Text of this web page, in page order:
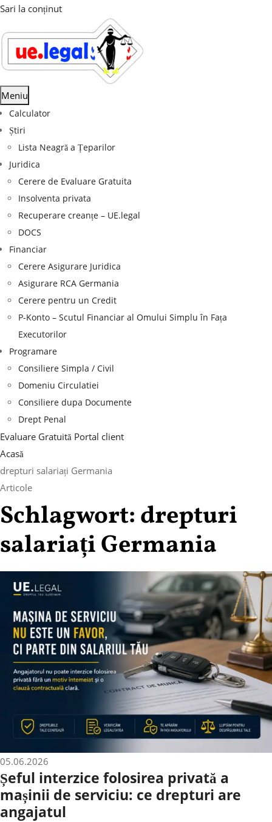
Sari la conținut
Meniu
Calculator
Știri
Lista Neagră a Țeparilor
Juridica
Cerere de Evaluare Gratuita
Insolventa privata
Recuperare creanțe – UE.legal
DOCS
Financiar
Cerere Asigurare Juridica
Asigurare RCA Germania
Cerere pentru un Credit
P-Konto – Scutul Financiar al Omului Simplu în Fața
Executorilor
Programare
Consiliere Simpla / Civil
Domeniu Circulatiei
Consiliere dupa Documente
Drept Penal
Evaluare Gratuită Portal client
Acasă
drepturi salariați Germania
Articole
Schlagwort:drepturi
salariați Germania
05.06.2026
Șeful interzice folosirea privată a
mașinii de serviciu: ce drepturi are
angajatul